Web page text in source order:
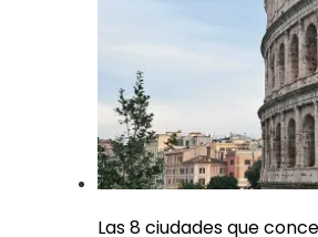
Las 8 ciudades que